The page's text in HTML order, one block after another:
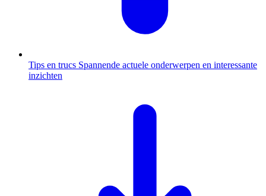
Tips en trucs Spannende actuele onderwerpen en interessante
inzichten